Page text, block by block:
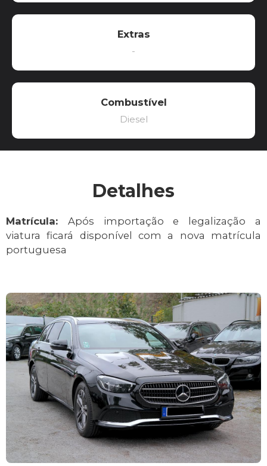
Extras
-
Combustível
Diesel
Detalhes
Matrícula: Após importação e legalização a
viatura ficará disponível com a nova matrícula
portuguesa